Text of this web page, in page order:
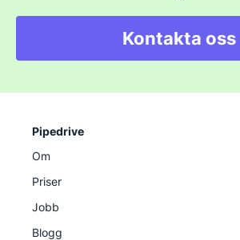
Kontakta oss
Pipedrive
Om
Priser
Jobb
Blogg